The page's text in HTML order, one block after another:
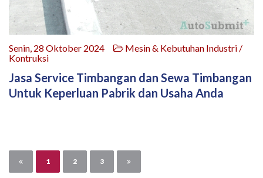
Senin, 28 Oktober 2024
Mesin & Kebutuhan Industri /
Kontruksi
Jasa Service Timbangan dan Sewa Timbangan
Untuk Keperluan Pabrik dan Usaha Anda
1 2 3